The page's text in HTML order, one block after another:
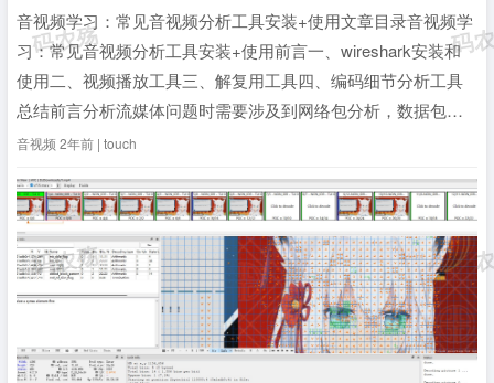
音视频学习：常见音视频分析工具安装+使用文章目录音视频学
习：常见音视频分析工具安装+使用前言一、wireshark安装和
使用二、视频播放工具三、解复用工具四、编码细节分析工具
总结前言分析流媒体问题时需要涉及到网络包分析，数据包分
析，音视频数据语法分析等，需要用到不同的工具，本文简述
免费的直接官...全文》
音视频 2年前 | touch